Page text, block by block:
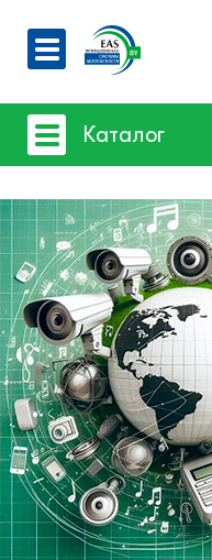
О компании
Вакансии
Контакты
Каталог
Системы
Системы
-
-
Счетчики
Защита
Системы
помещений